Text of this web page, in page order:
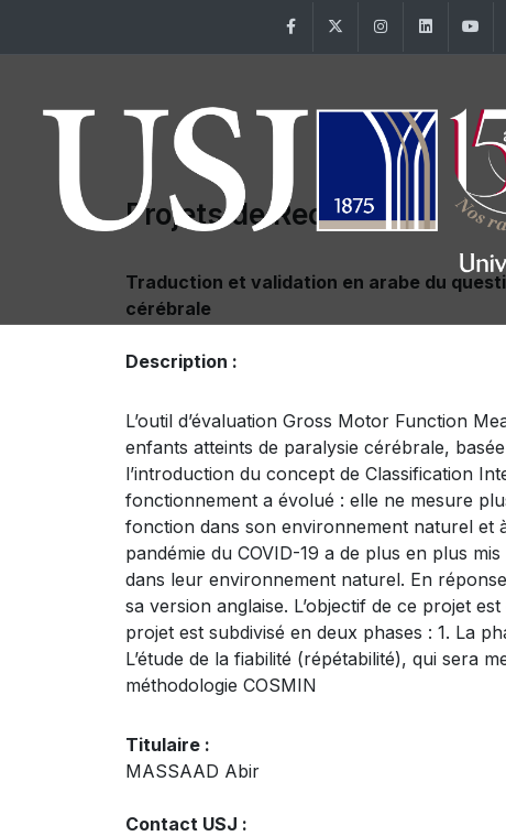
FacebookTwitter Instagram
Projets de Recherche
Traduction et validation en arabe du
cérébrale
Description :
L’outil d’évaluation Gross Motor Function
enfants atteints de paralysie cérébrale,
l’introduction du concept de Classification
fonctionnement a évolué : elle ne mesure
fonction dans son environnement naturel et
pandémie du COVID-19 a de plus en plus
dans leur environnement naturel. En
sa version anglaise. L’objectif de ce projet
projet est subdivisé en deux phases : 1. La
L’étude de la fiabilité (répétabilité), qui sera
méthodologie COSMIN
Titulaire :
MASSAAD Abir
Contact USJ :